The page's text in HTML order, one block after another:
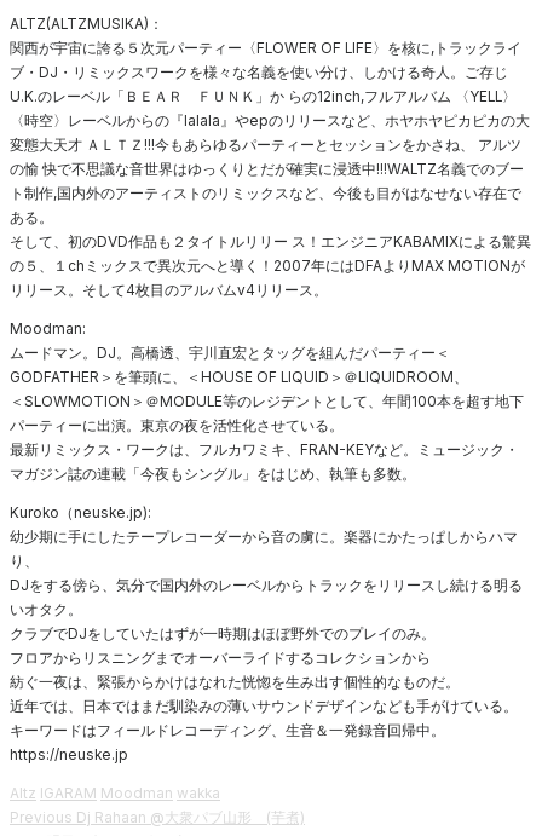
ALTZ(ALTZMUSIKA)：
関西が宇宙に誇る５次元パーティー〈FLOWER OF LIFE〉を核に,トラックライ
ブ・DJ・リミックスワークを様々な名義を使い分け、しかける奇人。ご存じ
U.K.のレーベル「ＢＥＡＲ ＦＵＮＫ」か らの12inch,フルアルバム 〈YELL〉
〈時空〉レーベルからの『lalala』やepのリリースなど、ホヤホヤピカピカの大
変態大天才 ＡＬＴＺ!!!今もあらゆるパーティーとセッションをかさね、 アルツ
の愉 快で不思議な音世界はゆっくりとだが確実に浸透中!!!WALTZ名義でのブー
ト制作,国内外のアーティストのリミックスなど、今後も目がはなせない存在で
ある。
そして、初のDVD作品も２タイトルリリー ス！エンジニアKABAMIXによる驚異
の５、１chミックスで異次元へと導く！2007年にはDFAよりMAX MOTIONが
リリース。そして4枚目のアルバムv4リリース。
Moodman:
ムードマン。DJ。高橋透、宇川直宏とタッグを組んだパーティー＜
GODFATHER＞を筆頭に、＜HOUSE OF LIQUID＞＠LIQUIDROOM、
＜SLOWMOTION＞＠MODULE等のレジデントとして、年間100本を超す地下
パーティーに出演。東京の夜を活性化させている。
最新リミックス・ワークは、フルカワミキ、FRAN-KEYなど。ミュージック・
マガジン誌の連載「今夜もシングル」をはじめ、執筆も多数。
Kuroko（neuske.jp):
幼少期に手にしたテープレコーダーから音の虜に。楽器にかたっぱしからハマ
り、
DJをする傍ら、気分で国内外のレーベルからトラックをリリースし続ける明る
いオタク。
クラブでDJをしていたはずが一時期はほぼ野外でのプレイのみ。
フロアからリスニングまでオーバーライドするコレクションから
紡ぐ一夜は、緊張からかけはなれた恍惚を生み出す個性的なものだ。
近年では、日本ではまだ馴染みの薄いサウンドデザインなども手がけている。
キーワードはフィールドレコーディング、生音＆一発録音回帰中。
https://neuske.jp
Altz IGARAM Moodman wakka
投
Previous Previous
Dj Rahaan @大衆パブ山形 (芋煮)